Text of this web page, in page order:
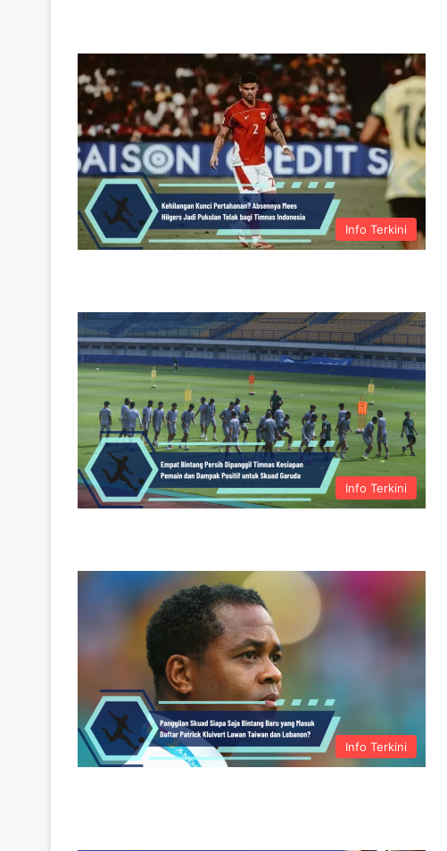
Info Terkini
Info Terkini
Info Terkini